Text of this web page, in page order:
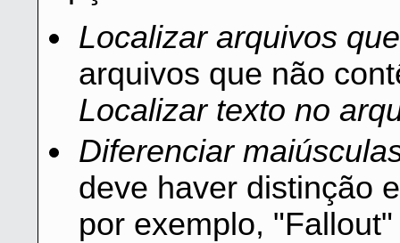
Localizar arquivos
arquivos que não
Localizar texto no
Diferenciar
deve haver distinção
por exemplo,